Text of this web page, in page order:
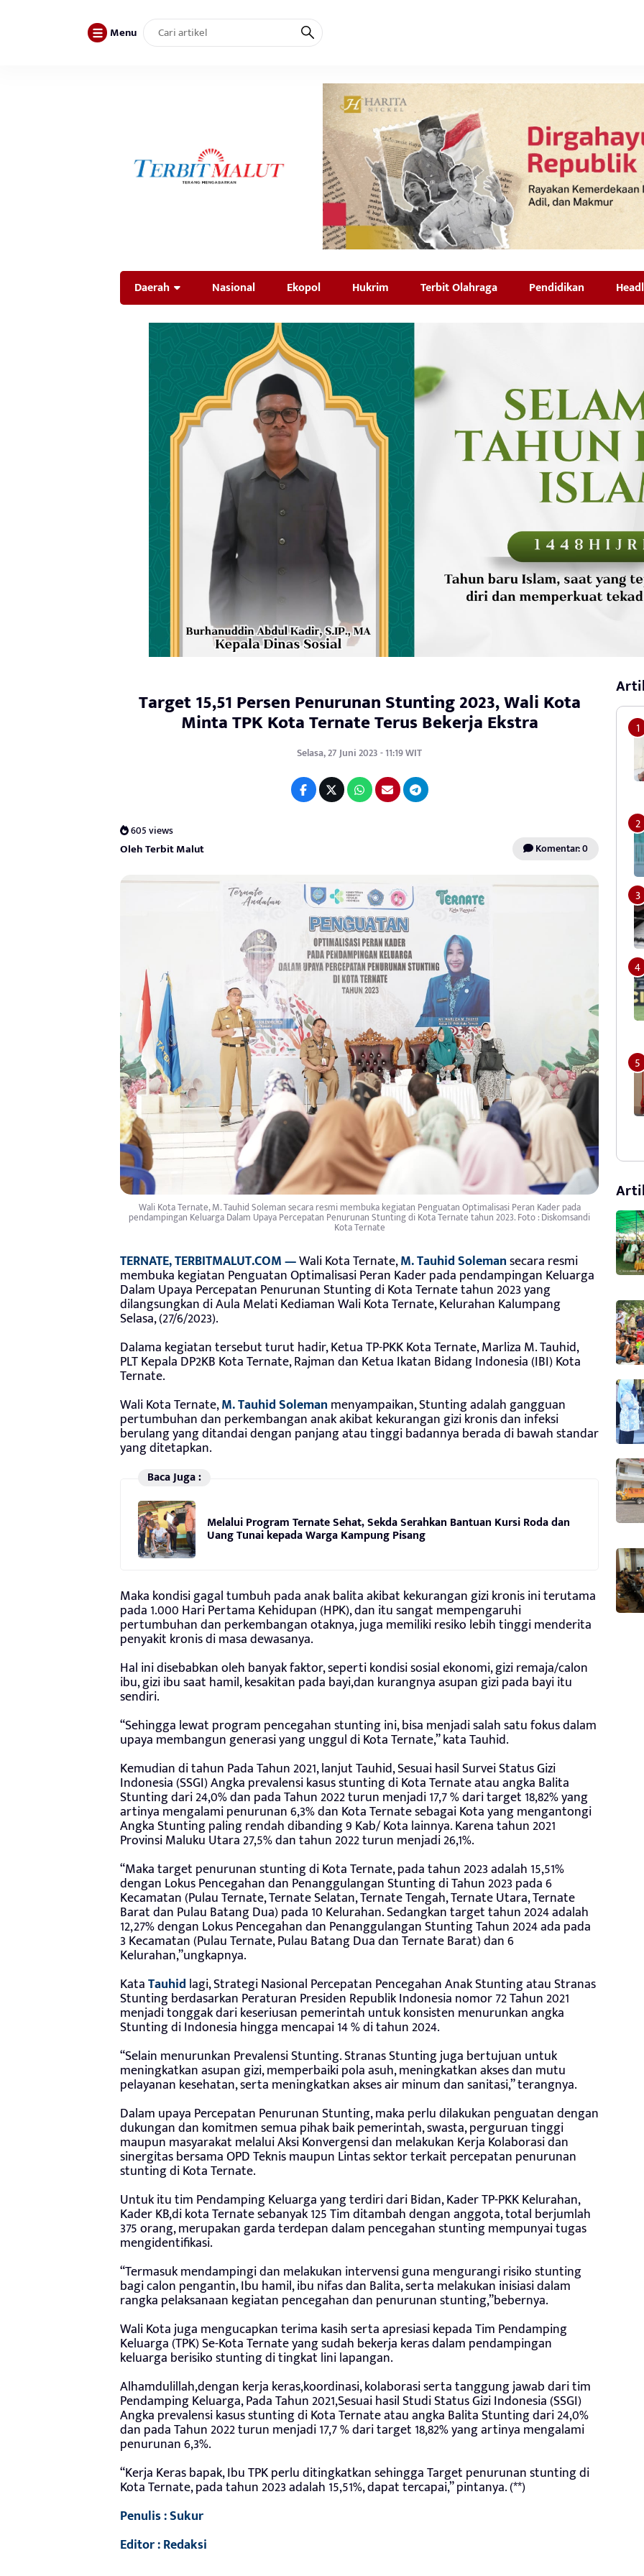
Menu
Daerah Nasional Ekopol Hukrim Terbit Olahraga Pendidikan
Target 15,51 Persen Penurunan Stunting 2023, Wali Kota
Minta TPK Kota Ternate Terus Bekerja Ekstra
Selasa, 27 Juni 2023 - 11:19 WIT
605 views
Oleh Terbit Malut Komentar: 0
Wali Kota Ternate, M. Tauhid Soleman secara resmi membuka kegiatan Penguatan Optimalisasi Peran Kader pada
pendampingan Keluarga Dalam Upaya Percepatan Penurunan Stunting di Kota Ternate tahun 2023. Foto : Diskomsandi
Kota Ternate
TERNATE, TERBITMALUT.COM —Wali Kota Ternate,M. Tauhid Solemansecara resmi
membuka kegiatan Penguatan Optimalisasi Peran Kader pada pendampingan Keluarga
Dalam Upaya Percepatan Penurunan Stunting di Kota Ternate tahun 2023 yang
dilangsungkan di Aula Melati Kediaman Wali Kota Ternate, Kelurahan Kalumpang
Selasa, (27/6/2023).
Dalama kegiatan tersebut turut hadir, Ketua TP-PKK Kota Ternate, Marliza M. Tauhid,
PLT Kepala DP2KB Kota Ternate, Rajman dan Ketua Ikatan Bidang Indonesia (IBI) Kota
Ternate.
Wali Kota Ternate,M. Tauhid Soleman menyampaikan, Stunting adalah gangguan
pertumbuhan dan perkembangan anak akibat kekurangan gizi kronis dan infeksi
berulang yang ditandai dengan panjang atau tinggi badannya berada di bawah standar
yang ditetapkan.
Baca Juga :
Melalui Program Ternate Sehat, Sekda Serahkan Bantuan Kursi Roda dan
Uang Tunai kepada Warga Kampung Pisang
Maka kondisi gagal tumbuh pada anak balita akibat kekurangan gizi kronis ini terutama
pada 1.000 Hari Pertama Kehidupan (HPK), dan itu sangat mempengaruhi
pertumbuhan dan perkembangan otaknya, juga memiliki resiko lebih tinggi menderita
penyakit kronis di masa dewasanya.
Hal ini disebabkan oleh banyak faktor, seperti kondisi sosial ekonomi, gizi remaja/calon
ibu, gizi ibu saat hamil, kesakitan pada bayi,dan kurangnya asupan gizi pada bayi itu
sendiri.
“Sehingga lewat program pencegahan stunting ini, bisa menjadi salah satu fokus dalam
upaya membangun generasi yang unggul di Kota Ternate,” kata Tauhid.
Kemudian di tahun Pada Tahun 2021, lanjut Tauhid, Sesuai hasil Survei Status Gizi
Indonesia (SSGI) Angka prevalensi kasus stunting di Kota Ternate atau angka Balita
Stunting dari 24,0% dan pada Tahun 2022 turun menjadi 17,7 % dari target 18,82% yang
artinya mengalami penurunan 6,3% dan Kota Ternate sebagai Kota yang mengantongi
Angka Stunting paling rendah dibanding 9 Kab/ Kota lainnya. Karena tahun 2021
Provinsi Maluku Utara 27,5% dan tahun 2022 turun menjadi 26,1%.
“Maka target penurunan stunting di Kota Ternate, pada tahun 2023 adalah 15,51%
dengan Lokus Pencegahan dan Penanggulangan Stunting di Tahun 2023 pada 6
Kecamatan (Pulau Ternate, Ternate Selatan, Ternate Tengah, Ternate Utara, Ternate
Barat dan Pulau Batang Dua) pada 10 Kelurahan. Sedangkan target tahun 2024 adalah
12,27% dengan Lokus Pencegahan dan Penanggulangan Stunting Tahun 2024 ada pada
3 Kecamatan (Pulau Ternate, Pulau Batang Dua dan Ternate Barat) dan 6
Kelurahan,”ungkapnya.
KataTauhid lagi, Strategi Nasional Percepatan Pencegahan Anak Stunting atau Stranas
Stunting berdasarkan Peraturan Presiden Republik Indonesia nomor 72 Tahun 2021
menjadi tonggak dari keseriusan pemerintah untuk konsisten menurunkan angka
Stunting di Indonesia hingga mencapai 14 % di tahun 2024.
“Selain menurunkan Prevalensi Stunting. Stranas Stunting juga bertujuan untuk
meningkatkan asupan gizi, memperbaiki pola asuh, meningkatkan akses dan mutu
pelayanan kesehatan, serta meningkatkan akses air minum dan sanitasi,” terangnya.
Dalam upaya Percepatan Penurunan Stunting, maka perlu dilakukan penguatan dengan
dukungan dan komitmen semua pihak baik pemerintah, swasta, perguruan tinggi
maupun masyarakat melalui Aksi Konvergensi dan melakukan Kerja Kolaborasi dan
sinergitas bersama OPD Teknis maupun Lintas sektor terkait percepatan penurunan
stunting di Kota Ternate.
Untuk itu tim Pendamping Keluarga yang terdiri dari Bidan, Kader TP-PKK Kelurahan,
Kader KB,di kota Ternate sebanyak 125 Tim ditambah dengan anggota, total berjumlah
375 orang, merupakan garda terdepan dalam pencegahan stunting mempunyai tugas
mengidentifikasi.
“Termasuk mendampingi dan melakukan intervensi guna mengurangi risiko stunting
bagi calon pengantin, Ibu hamil, ibu nifas dan Balita, serta melakukan inisiasi dalam
rangka pelaksanaan kegiatan pencegahan dan penurunan stunting,”bebernya.
Wali Kota juga mengucapkan terima kasih serta apresiasi kepada Tim Pendamping
Keluarga (TPK) Se-Kota Ternate yang sudah bekerja keras dalam pendampingan
keluarga berisiko stunting di tingkat lini lapangan.
Alhamdulillah,dengan kerja keras,koordinasi, kolaborasi serta tanggung jawab dari tim
Pendamping Keluarga, Pada Tahun 2021,Sesuai hasil Studi Status Gizi Indonesia (SSGI)
Angka prevalensi kasus stunting di Kota Ternate atau angka Balita Stunting dari 24,0%
dan pada Tahun 2022 turun menjadi 17,7 % dari target 18,82% yang artinya mengalami
penurunan 6,3%.
“Kerja Keras bapak, Ibu TPK perlu ditingkatkan sehingga Target penurunan stunting di
Kota Ternate, pada tahun 2023 adalah 15,51%, dapat tercapai,” pintanya. (**)
Penulis : Sukur
Editor : Redaksi